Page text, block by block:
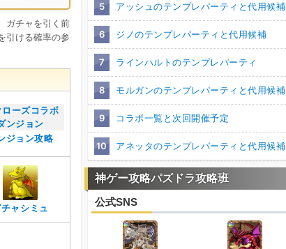
ガチャを引く前
引ける確率の参
ジョン攻略
ャシミュ
5 アッシュのテンプレパーティと代用候補
6 ジノのテンプレパーティと代用候補
7 ラインハルトのテンプレパーティ
8 モルガンのテンプレパーティと代用候補
9 コラボ一覧と次回開催予定
10 アネッタのテンプレパーティと代用候補
神ゲー攻略パズドラ攻略班
公式SNS